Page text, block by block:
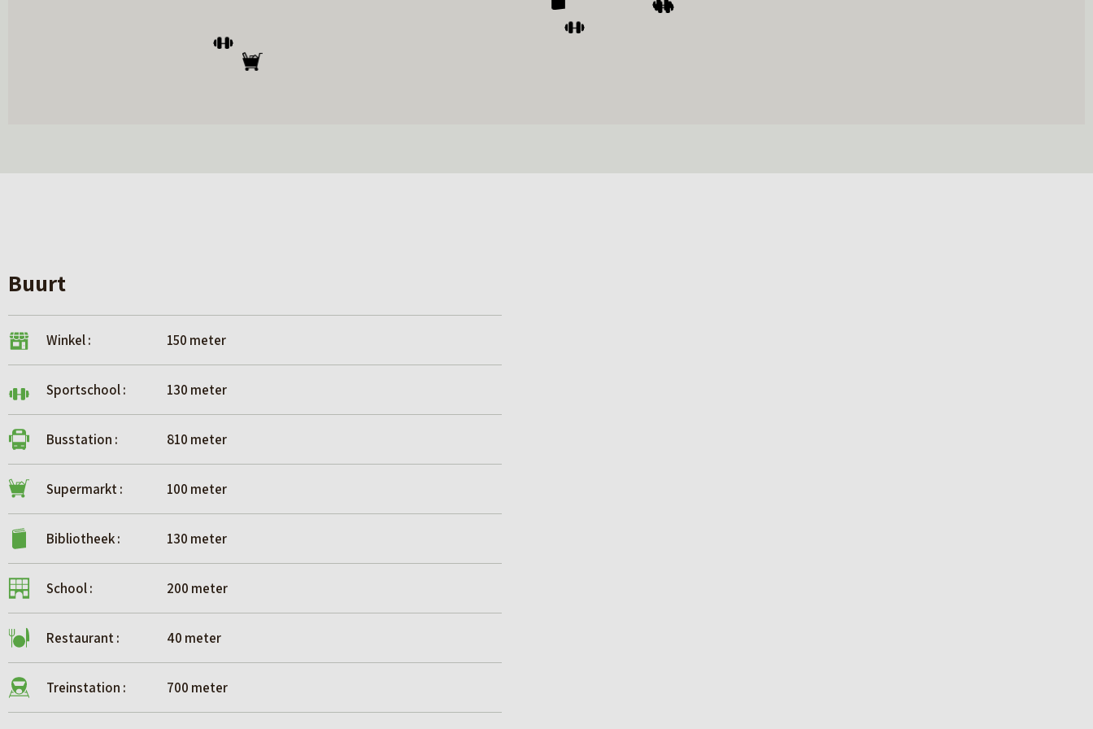
Buurt
Winkel : 150 meter
Sportschool : 130 meter
Busstation : 810 meter
Supermarkt : 100 meter
Bibliotheek : 130 meter
School : 200 meter
Restaurant : 40 meter
Treinstation : 700 meter